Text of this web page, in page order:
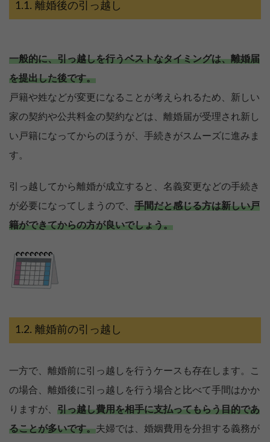
離婚後の引っ越し
一般的に、引っ越しを行うベストなタイミングは、離婚届
を提出した後です。
戸籍や姓などが変更になることが考えられるため、新しい
家の契約や公共料金の契約などは、離婚届が受理され新し
い戸籍になってからのほうが、手続きがスムーズに進みま
す。
引っ越してから離婚が成立すると、名義変更などの手続き
が必要になってしまうので、 手間だと感じる方は新しい戸
籍ができてからの方が良いでしょう。
離婚前の引っ越し
一方で、離婚前に引っ越しを行うケースも存在します。こ
の場合、離婚後に引っ越しを行う場合と比べて手間はかか
りますが、 引っ越し費用を相手に支払ってもらう目的であ
ることが多いです。夫婦では、婚姻費用を分担する義務が